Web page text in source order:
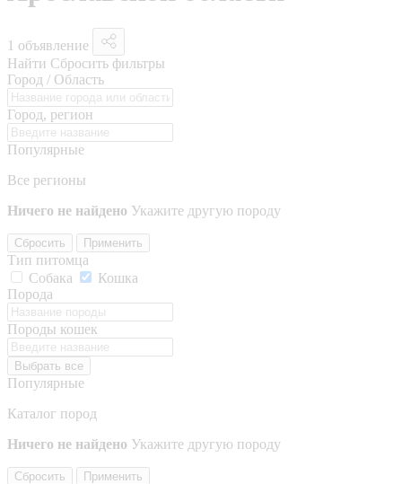
1 объявление
Найти Сбросить фильтры
Город / Область
Город, регион
Популярные
Все регионы
Ничего не найдено Укажите другую породу
Сбросить Применить
Тип питомца
Собака
Кошка
Порода
Породы кошек
Выбрать все
Популярные
Каталог пород
Ничего не найдено Укажите другую породу
Сбросить Применить